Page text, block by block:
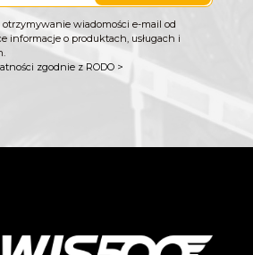
wiadomości e-mail od
informacje o produktach, usługach i
zgodnie z RODO >